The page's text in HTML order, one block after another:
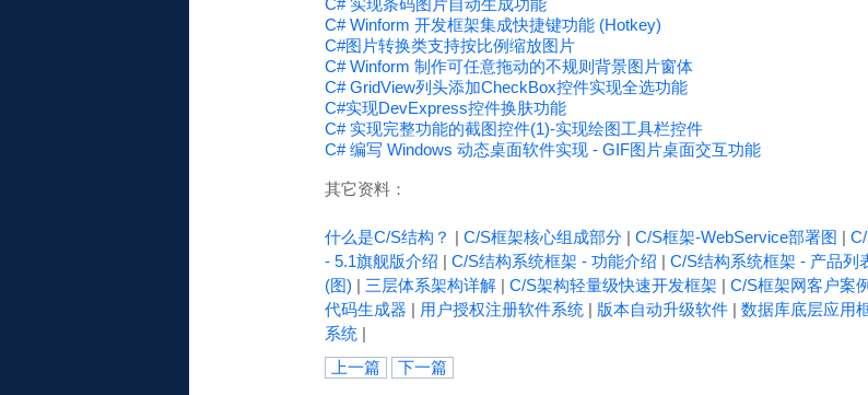
C# 实现条码图片自动生成功能
C# Winform 开发框架集成快捷键功能 (Hotkey)
C#图片转换类支持按比例缩放图片
C# Winform 制作可任意拖动的不规则背景图片窗体
C# GridView列头添加CheckBox控件实现全选功能
C#实现DevExpress控件换肤功能
C# 实现完整功能的截图控件(1)-实现绘图工具栏控件
C# 编写 Windows 动态桌面软件实现 - GIF图片桌面交互功能
其它资料：
什么是C/S结构？ | C/S框架核心组成部分| C/S框架-WebService部署图 |
- 5.1旗舰版介绍 | C/S结构系统框架 - 功能介绍 | C/S结构系统框架 - 产品列
(图) | 三层体系架构详解| C/S架构轻量级快速开发框架 | C/S框架网客户案
代码生成器 | 用户授权注册软件系统| 版本自动升级软件| 数据库底层应用
系统|
上一篇
下一篇